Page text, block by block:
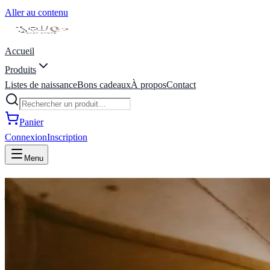
Aller au contenu
Accueil
Produits
Listes de naissanceBons cadeauxÀ proposContact
Panier
ConnexionInscription
Menu
joli coeur baby store | liste de
Chez Joli Coeur